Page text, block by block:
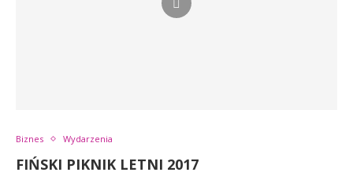
Biznes Wydarzenia
FIŃSKI PIKNIK LETNI 2017